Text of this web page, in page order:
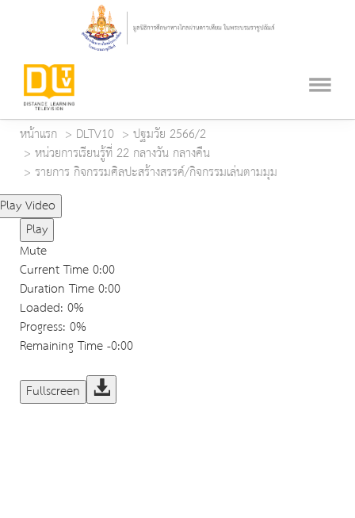
หน้าแรก DLTV10
ปฐมวัย 2566/2
หน่วยการเรียนรู้ที่ 22 กลางวัน กลางคืน
รายการ กิจกรรมศิลปะสร้างสรรค์/กิจกรรมเล่นตามมุม
Play Video
Play
Mute
Current Time0:00
Duration Time0:00
Loaded: 0%
Progress: 0%
Remaining Time-0:00
Fullscreen